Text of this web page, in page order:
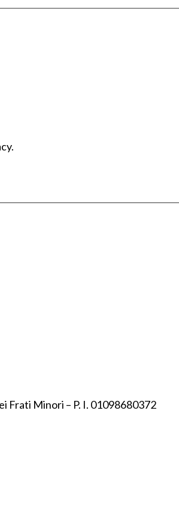
Frati Minori – P. I. 01098680372